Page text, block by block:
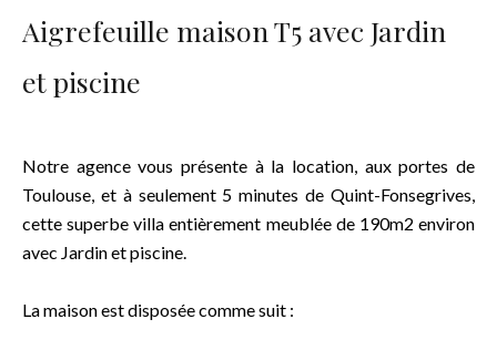
Aigrefeuille maison T5 avec Jardin
et piscine
Notre agence vous présente à la location, aux portes de
Toulouse, et à seulement 5 minutes de Quint-Fonsegrives,
cette superbe villa entièrement meublée de 190m2 environ
avec Jardin et piscine.
La maison est disposée comme suit :